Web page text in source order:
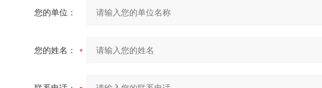
您的单位：
您的姓名：